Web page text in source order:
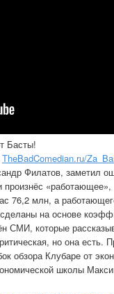
Басты!
TheBadComedian.ru/
Филатов, заметил
произнёс
76,2 млн, а
на основе
СМИ, которые
но она есть.
обзора Клубаре от
школы